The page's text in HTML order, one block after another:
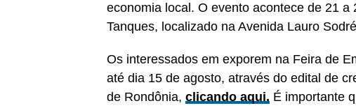
economia local. O evento acontece de 21
Tanques, localizado na Avenida Lauro
Os interessados em exporem na Feira de
até dia 15 de agosto, através do edital de
de Rondônia, clicando aqui. É importante